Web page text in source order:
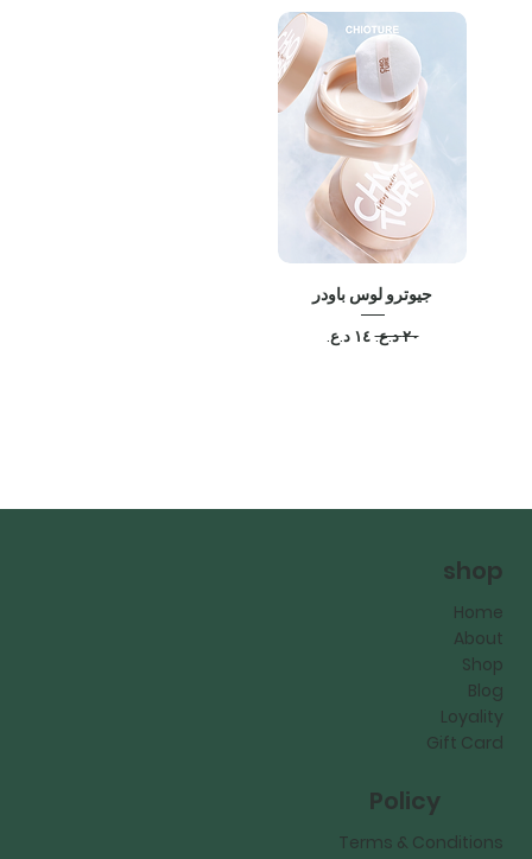
جیوترو لوس باودر
سعر عادي‏٢٠ د.ع.‏ سعر البيع‏١٤ د.ع.‏
shop
Home
About
Shop
Blog
Loyality
Gift Card
Policy
Terms & Conditions